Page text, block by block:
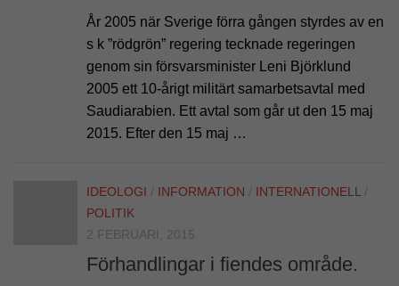
År 2005 när Sverige förra gången styrdes av en
s k ”rödgrön” regering tecknade regeringen
genom sin försvarsminister Leni Björklund
2005 ett 10-årigt militärt samarbetsavtal med
Saudiarabien. Ett avtal som går ut den 15 maj
2015. Efter den 15 maj …
IDEOLOGI / INFORMATION / INTERNATIONELL/
POLITIK
2 FEBRUARI, 2015
Förhandlingar i fiendes område.